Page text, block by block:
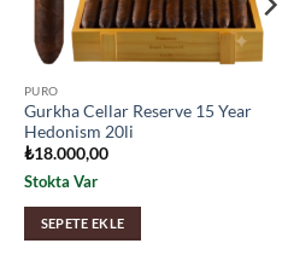
PURO
Gurkha Cellar Reserve 15 Year
Hedonism 20li
₺18.000,00
Stokta Var
SEPETE EKLE